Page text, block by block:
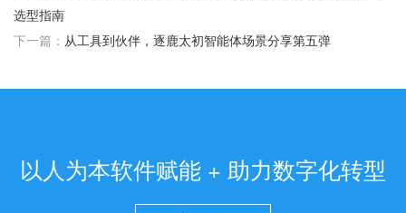
选型指南
下一篇： 从工具到伙伴，逐鹿太初智能体场景分享第五弹
以人为本软件赋能 + 助力数字化转型